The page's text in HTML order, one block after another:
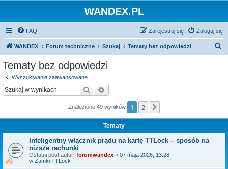
WANDEX.PL
FAQ Zaloguj się
Zarejestruj się
WANDEX Forum techniczne Szukaj Tematy bez odpowiedzi
Tematy bez odpowiedzi
Wyszukiwanie zaawansowane
Szukaj
Znaleziono 49 wyników 1 2
Tematy
Inteligentny włącznik prądu na kartę TTLock – sposób na
niższe rachunki
Ostatni post autor: forumwandex « 07 maja 2026, 13:28
w Zamki TTLock